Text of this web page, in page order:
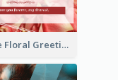
Simple Floral Greeting Card Of Valentine's Day